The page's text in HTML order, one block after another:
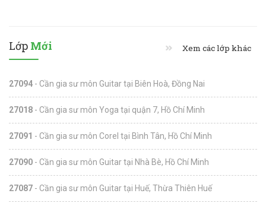
Lớp Mới Xem các lớp khác
27094 - Cần gia sư môn Guitar tại Biên Hoà, Đồng Nai
27018 - Cần gia sư môn Yoga tại quận 7, Hồ Chí Minh
27091 - Cần gia sư môn Corel tại Bình Tân, Hồ Chí Minh
27090 - Cần gia sư môn Guitar tại Nhà Bè, Hồ Chí Minh
27087 - Cần gia sư môn Guitar tại Huế, Thừa Thiên Huế